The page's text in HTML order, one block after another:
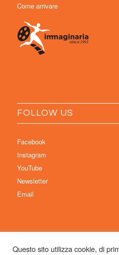
Come arrivare
FOLLOW US
Facebook
Instagram
YouTube
Newsletter
Email
Questo sito utilizza cookie, di